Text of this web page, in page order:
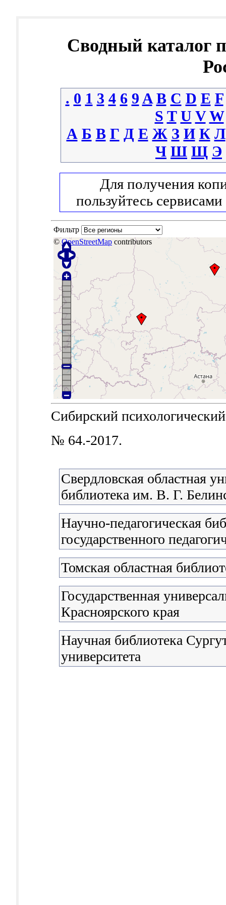
Сводный каталог
. 0 1 3 4 6 9 A B C D E F
S T U V W
А Б В Г Д Е Ж З И К Л
Ч Ш Щ Э
Для получения
пользуйтесь сервисами
Фильтр
©OpenStreetMap contributors
Сибирский
№ 64.-2017.
Свердловская областная
библиотека им. В. Г.
Научно-педагогическая
государственного
Томская областная
Государственная
Красноярского края
Научная библиотека
университета